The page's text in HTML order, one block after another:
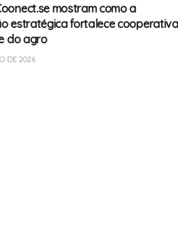
mostram como a
estratégica fortalece
do agro
DE 2026